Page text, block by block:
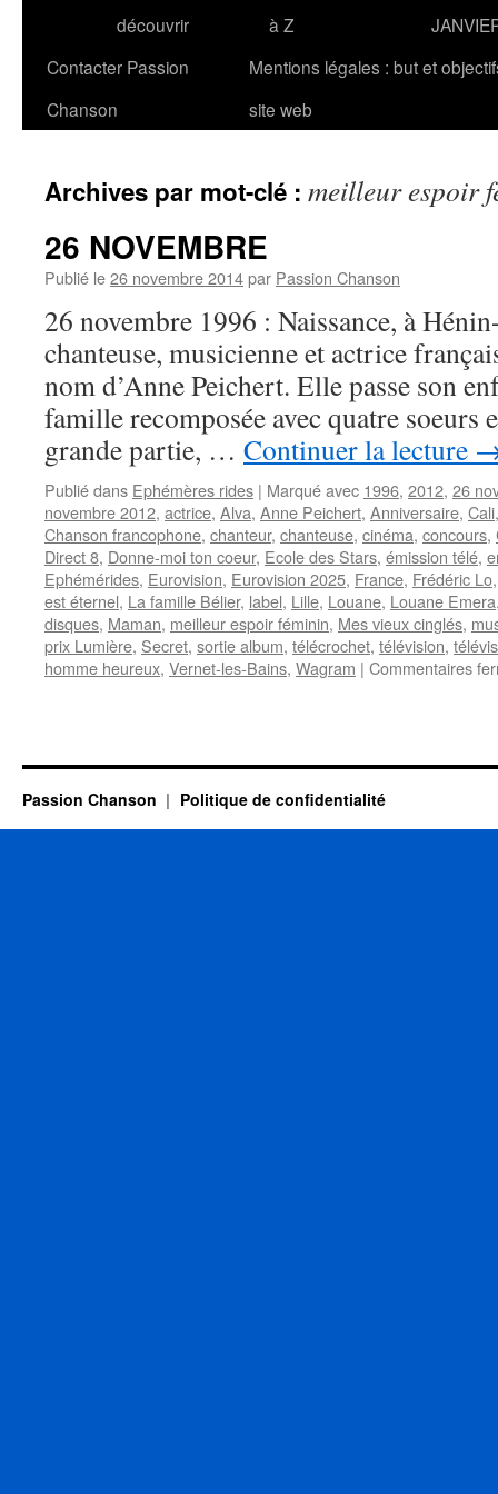
découvrir
à Z
Contacter Passion
Chanson
Mentions légales : but et
site web
Archives par mot-clé : meilleur espoir
26 NOVEMBRE
Publié le26 novembre 2014par Passion Chanson
26 novembre 1996 : Naissance, à
chanteuse, musicienne et actrice
nom d’Anne Peichert. Elle passe son
famille recomposée avec quatre soeurs
grande partie, … Continuer la lecture
Publié dans Ephémères rides | Marqué avec 1996, 2012, 26
novembre 2012, actrice, Alva, Anne Peichert, Anniversaire, Cali
Chanson francophone, chanteur, chanteuse, cinéma, concours,
Direct 8, Donne-moi ton coeur, Ecole des Stars, émission télé,
Ephémérides, Eurovision, Eurovision 2025, France, Frédéric Lo
est éternel, La famille Bélier, label, Lille, Louane, Louane Emera
disques, Maman, meilleur espoir féminin, Mes vieux cinglés,
prix Lumière, Secret, sortie album, télécrochet, télévision,
homme heureux, Vernet-les-Bains, Wagram | Commentaires
Passion Chanson Politique de confidentialité